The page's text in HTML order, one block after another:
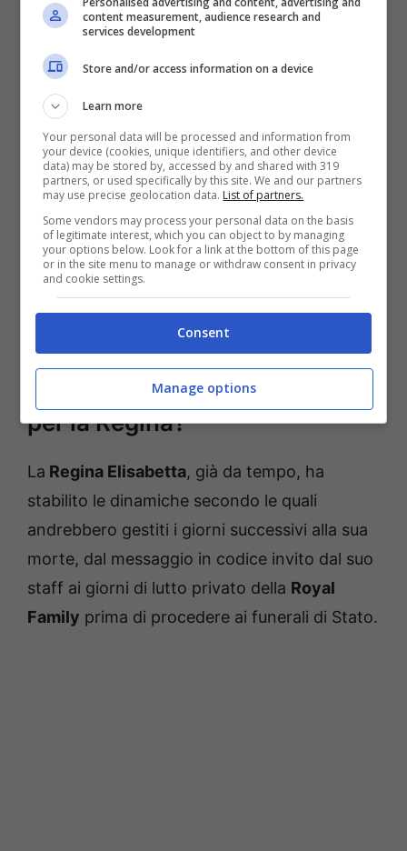
Altro importante campanello d’allarme arriva
con il viaggio di Harry che in un primo
momento ha rifiutato con tutto sé stesso la
possibilità di unviaggio a Londrae che,
invece, harealizzato con Meghan Markle e
tutta la sua famiglia a seguito
. Viaggio che
secondo voci vicine alla Regina suonerebbe
quasi come un addio velato dal silenzio.
Avviato il protocollo funebre
per la Regina?
La Regina Elisabetta, già da tempo, ha
stabilito le dinamiche secondo le quali
andrebbero gestiti i giorni successivi alla sua
morte, dal messaggio in codice invito dal suo
staff ai giorni di lutto privato della Royal
Family prima di procedere ai funerali di Stato.
content measurement, audience research and
services development
Store and/or access information on a device
Learn more
Your personal data will be processed and information from
your device (cookies, unique identifiers, and other device
data) may be stored by, accessed by and shared with 319
partners, or used specifically by this site. We and our partners
may use precise geolocation data. List of partners.
Some vendors may process your personal data on the basis
of legitimate interest, which you can object to by managing
your options below. Look for a link at the bottom of this page
or in the site menu to manage or withdraw consent in privacy
and cookie settings.
Consent
Manage options